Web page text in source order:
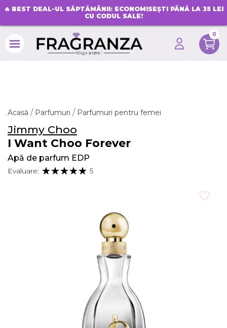
🔥 BEST DEAL-UL SĂPTĂMÂNII: ECONOMISEȘTI PÂNĂ LA 35 LEI
CU CODUL SALE!
0
Acasă Parfumuri Parfumuri pentru femei
Jimmy Choo
I Want Choo Forever
Apă de parfum EDP
Evaluare: 5